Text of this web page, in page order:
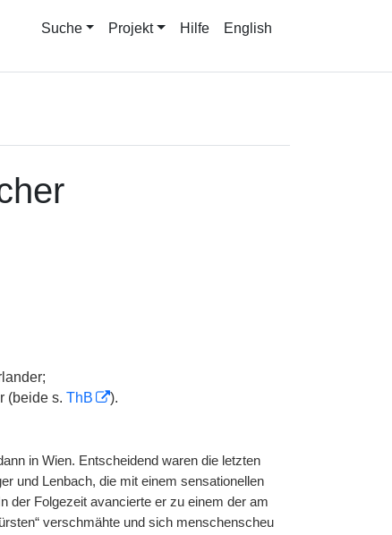
Suche Projekt Hilfe English
(beide s. ThB ).
in Wien. Entscheidend waren die letzten
und Lenbach, die mit einem sensationellen
der Folgezeit avancierte er zu einem der am
verschmähte und sich menschenscheu